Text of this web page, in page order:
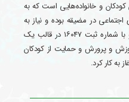
کودکان و خانواده‌هایی است که به
در مضیقه بوده و نیاز به
حمایت دارند. این مؤسسه از سال ۱۳۸۲ و با شماره ثبت ۱۶۰۴۷ در قالب یک
و پرورش و حمایت از کودکان
به کار کرد.